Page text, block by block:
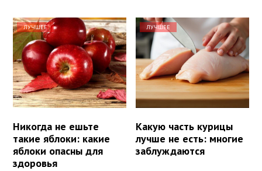
ЛУЧШЕЕ
Никогда не ешьте
такие яблоки: какие
яблоки опасны для
здоровья
ЛУЧШЕЕ
Какую часть курицы
лучше не есть: многие
заблуждаются